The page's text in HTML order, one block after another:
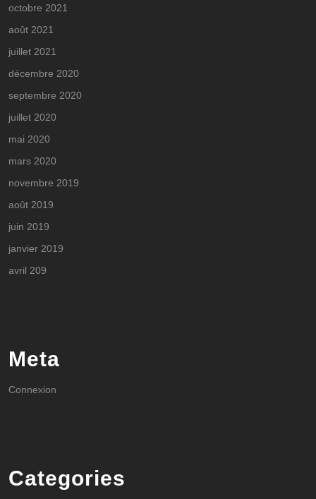
octobre 2021
août 2021
juillet 2021
décembre 2020
septembre 2020
juillet 2020
mai 2020
mars 2020
novembre 2019
août 2019
juin 2019
janvier 2019
avril 209
Meta
Connexion
Categories